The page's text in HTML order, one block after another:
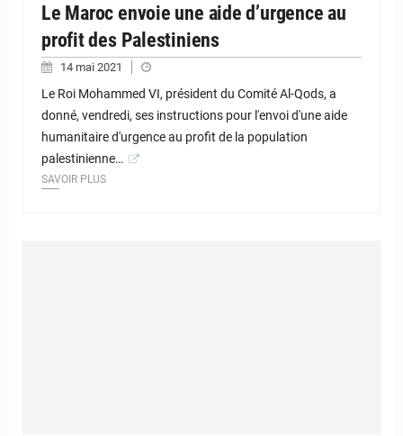
Le Maroc envoie une aide d’urgence au
profit des Palestiniens
14 mai 2021
Le Roi Mohammed VI, président du Comité Al-Qods, a
donné, vendredi, ses instructions pour l'envoi d'une aide
humanitaire d'urgence au profit de la population
palestinienne…
SAVOIR PLUS